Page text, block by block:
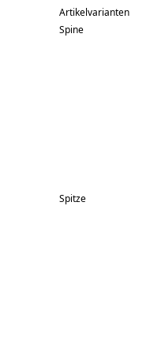
Artikelvarianten
Spine
Spitze